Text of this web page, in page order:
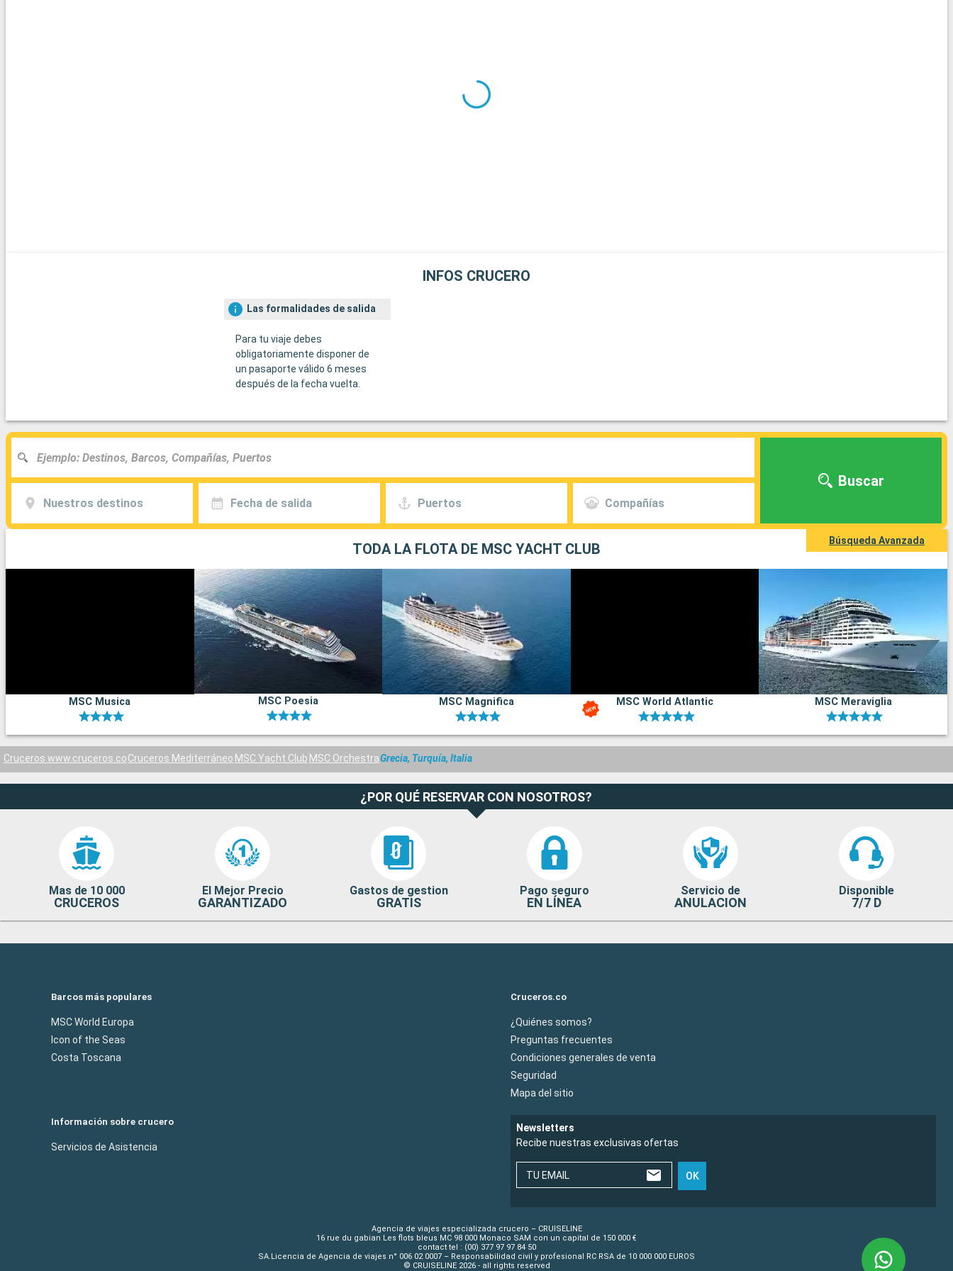
INFOS CRUCERO
Las formalidades de salida
Para tu viaje debes
obligatoriamente disponer de
un pasaporte válido 6 meses
después de la fecha vuelta.
Nuestros destinos Fecha de salida Puertos Compañías
Buscar
Búsqueda Avanzada
TODA LA FLOTA DE MSC YACHT CLUB
MSC Musica MSC Poesia MSC Magnifica MSC World Atlantic MSC Meraviglia
Cruceros www.cruceros.coCruceros Mediterráneo MSC Yacht Club MSC OrchestraGrecia, Turquía, Italia
¿POR QUÉ RESERVAR CON NOSOTROS?
Mas de 10 000
CRUCEROS
El Mejor Precio
GARANTIZADO
Gastos de gestion
GRATIS
Pago seguro
EN LÍNEA
Servicio de
ANULACION
Disponible
7/7 D
Barcos más populares
MSC World Europa
Icon of the Seas
Costa Toscana
Cruceros.co
¿Quiénes somos?
Preguntas frecuentes
Condiciones generales de venta
Seguridad
Mapa del sitio
Información sobre crucero
Servicios de Asistencia
Newsletters
Recibe nuestras exclusivas ofertas
TU EMAIL OK
Agencia de viajes especializada crucero – CRUISELINE
16 rue du gabian Les flots bleus MC 98 000 Monaco SAM con un capital de 150 000 €
contact tel : (00) 377 97 97 84 50
SA.Licencia de Agencia de viajes n° 006 02 0007 – Responsabilidad civil y profesional RC RSA de 10 000 000 EUROS
© CRUISELINE 2026 - all rights reserved